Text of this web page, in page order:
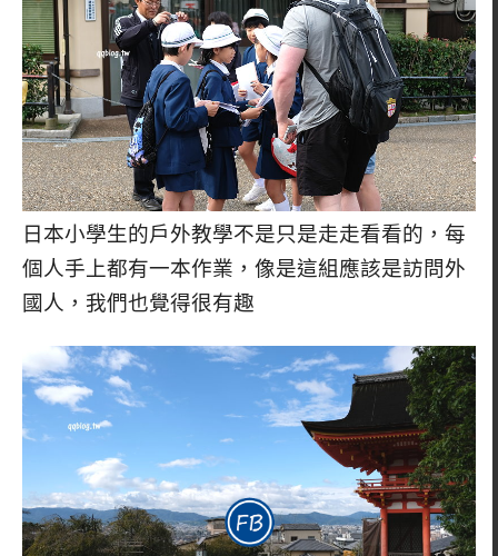
日本小學生的戶外教學不是只是走走看看的，每
個人手上都有一本作業，像是這組應該是訪問外
國人，我們也覺得很有趣